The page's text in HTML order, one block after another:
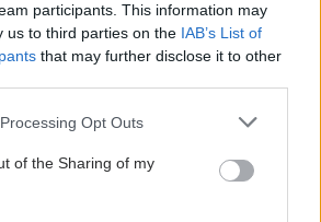
participants. This information may
us to third parties on the IAB’s List of
that may further disclose it to other
website/app uses one or more Google
or usage behaviour. You may click to
to Google and its third-party tags to
specified purposes in below Google
Opt Outs
of the Sharing of my